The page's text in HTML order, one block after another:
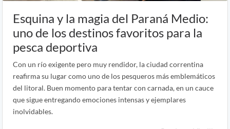
Esquina y la magia del Paraná Medio:
uno de los destinos favoritos para la
pesca deportiva
Con un río exigente pero muy rendidor, la ciudad correntina
reafirma su lugar como uno de los pesqueros más emblemáticos
del litoral. Buen momento para tentar con carnada, en un cauce
que sigue entregando emociones intensas y ejemplares
inolvidables.